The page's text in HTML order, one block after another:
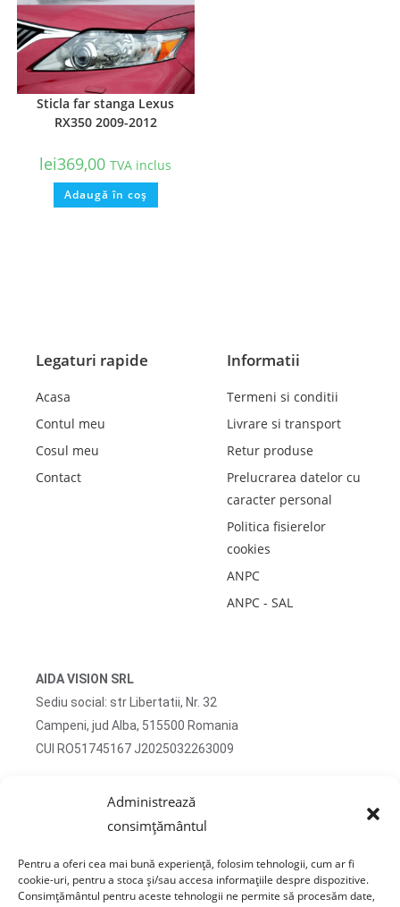
Administrează
consimțământul
Pentru a oferi cea mai bună experiență, folosim tehnologii, cum ar fi
cookie-uri, pentru a stoca și/sau accesa informațiile despre dispozitive.
Consimțământul pentru aceste tehnologii ne permite să procesăm date,
Sticla far stanga Lexus
RX350 2009-2012
lei369,00 TVA inclus
Adaugă în coș
Legaturi rapide
Acasa
Contul meu
Cosul meu
Contact
Informatii
Termeni si conditii
Livrare si transport
Retur produse
Prelucrarea datelor cu
caracter personal
Politica fisierelor
cookies
ANPC
ANPC - SAL
AIDA VISION SRL
Sediu social: str Libertatii, Nr. 32
Campeni, jud Alba, 515500 Romania
CUI RO51745167 J2025032263009
email: contact@sticlafar.ro
Nu detinem magazin de prezentare, comenzile se